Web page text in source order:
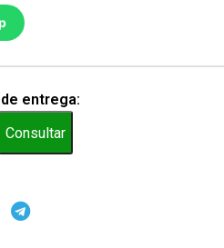
entrega:
Consultar